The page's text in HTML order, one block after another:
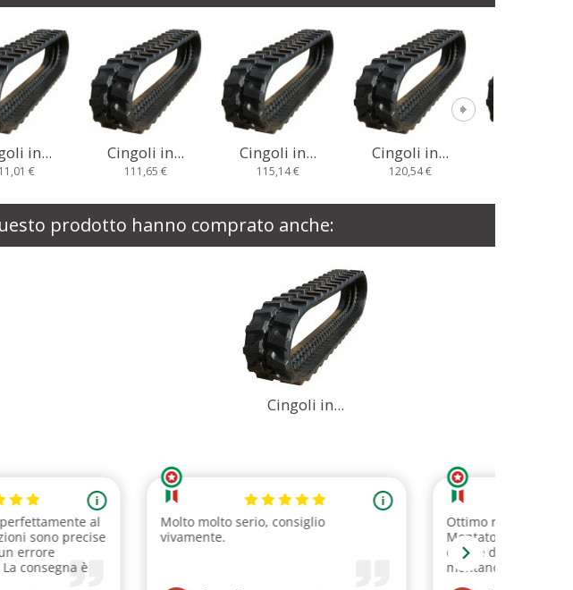
Cingoli in...
111,65 €
Cingoli in...
115,14 €
Cingoli in...
120,54 €
Cingoli in...
130,52 €
prodotto hanno comprato anche:
Cingoli in...